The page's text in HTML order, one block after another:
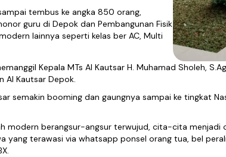
tembus ke angka 850 orang,
guru di Depok dan Pembangunan Fisik
lainnya seperti kelas ber AC, Multi
Kepala MTs Al Kautsar H. Muhamad Sholeh,
Al Kautsar Depok.
semakin booming dan gaungnya sampai ke tingkat
modern berangsur-angsur terwujud, cita-cita
yang terawasi via whatsapp ponsel orang tua, bel